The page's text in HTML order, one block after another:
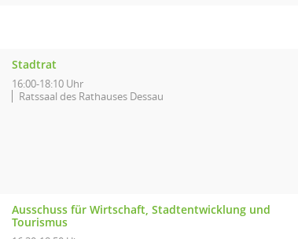
Stadtrat
16:00-18:10 Uhr
Ratssaal des Rathauses Dessau
Ausschuss für Wirtschaft, Stadtentwicklung und
Tourismus